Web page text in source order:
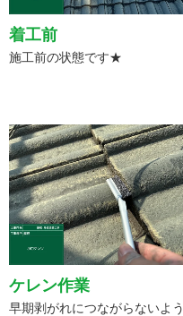
着工前
施工前の状態です★
ケレン作業
早期剥がれにつながらないよう